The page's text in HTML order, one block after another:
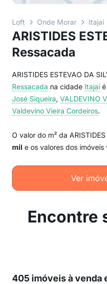
Loft Onde Morar Itajaí
ARISTIDES
Ressacada
ARISTIDES ESTEVAO DA
Ressacada na cidade Itajaíé
José Siqueira, VALDEVINO
Valdevino Vieira Cordeiros.
O valor do m² da
mil e os valores dos
Ver
Encontre
405 imóveis à venda